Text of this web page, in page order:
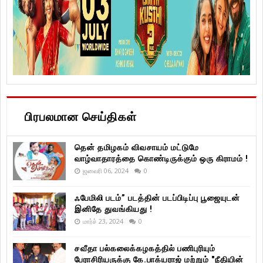
பிரபலமான செய்திகள்
தென் தமிழகம் விவசாயம் மட்டுமே
வாழ்வாதாரத்தை கொண்டிருக்கும் ஒரு கிராமம் !
ஜனவரி 06, 2024 0
ஃபேமிலி படம்” படத்தின் படப்பிடிப்பு பூஜையுடன்
இனிதே துவங்கியது !
மார்ச் 23, 2024 0
சவீதா பல்கலைக்கழகத்தில் பணிபுரியும்
பேராசிரியருக்கு கே.பாக்யராஜ் மற்றும் "நீதியின்